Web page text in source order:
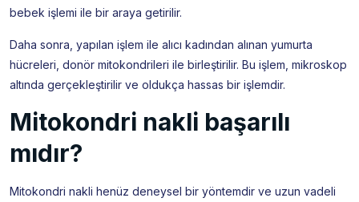
bebek işlemi ile bir araya getirilir.
Daha sonra, yapılan işlem ile alıcı kadından alınan yumurta
hücreleri, donör mitokondrileri ile birleştirilir. Bu işlem, mikroskop
altında gerçekleştirilir ve oldukça hassas bir işlemdir.
Mitokondri nakli başarılı
mıdır?
Mitokondri nakli henüz deneysel bir yöntemdir ve uzun vadeli